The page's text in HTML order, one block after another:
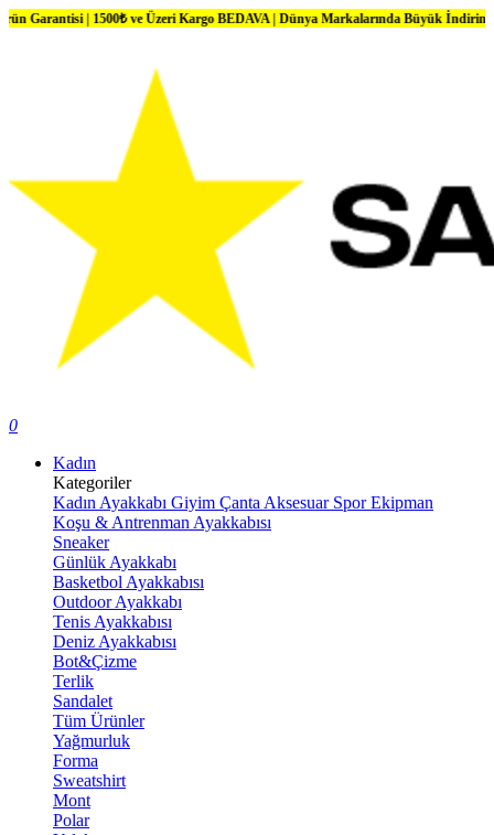
| 1500₺ ve Üzeri Kargo BEDAVA | Dünya Markalarında Büyük İndirimler
0
Kadın
Kategoriler
Kadın Ayakkabı Giyim Çanta Aksesuar Spor Ekipman
Koşu & Antrenman Ayakkabısı
Sneaker
Günlük Ayakkabı
Basketbol Ayakkabısı
Outdoor Ayakkabı
Tenis Ayakkabısı
Deniz Ayakkabısı
Bot&Çizme
Terlik
Sandalet
Tüm Ürünler
Yağmurluk
Forma
Sweatshirt
Mont
Polar